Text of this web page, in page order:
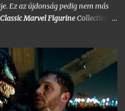
Ez az újdonság pedig nem más
Marvel Figurine Collection
"
ólomfigurával együtt.
próbálkozás a DC
kudarcba fulladt, és kaszálták
Eaglemoss lesz, a megjelenésre
várnunk, alig néhány hét